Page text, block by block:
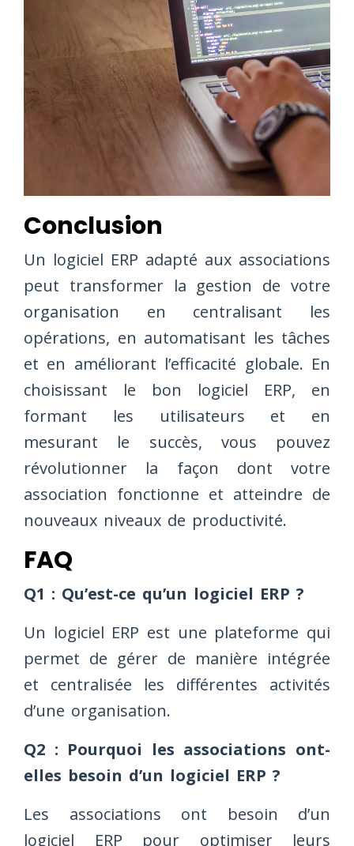
Conclusion
Un logiciel ERP adapté aux associations
peut transformer la gestion de votre
organisation en centralisant les
opérations, en automatisant les tâches
et en améliorant l’efficacité globale. En
choisissant le bon logiciel ERP, en
formant les utilisateurs et en
mesurant le succès, vous pouvez
révolutionner la façon dont votre
association fonctionne et atteindre de
nouveaux niveaux de productivité.
FAQ
Q1 : Qu’est-ce qu’un logiciel ERP ?
Un logiciel ERP est une plateforme qui
permet de gérer de manière intégrée
et centralisée les différentes activités
d’une organisation.
Q2 : Pourquoi les associations ont-
elles besoin d’un logiciel ERP ?
Les associations ont besoin d’un
logiciel ERP pour optimiser leurs